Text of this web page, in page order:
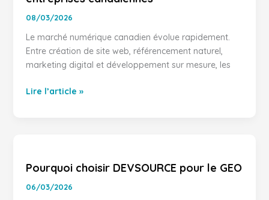
08/03/2026
Le marché numérique canadien évolue rapidement.
Entre création de site web, référencement naturel,
marketing digital et développement sur mesure, les
marketing
et
SEO
pour
entreprises
Lire l’article »
Pourquoi choisir DEVSOURCE pour le GEO
06/03/2026
DEVSOURCE
pour